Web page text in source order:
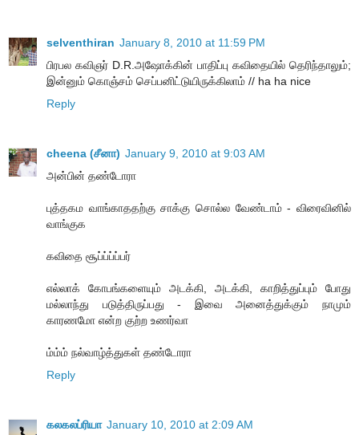
selventhiran January 8, 2010 at 11:59 PM
பிரபல கவிஞர் D.R.அஷோக்கின் பாதிப்பு கவிதையில் தெரிந்தாலும்;
இன்னும் கொஞ்சம் செப்பனிட்டுயிருக்கிலாம் // ha ha nice
Reply
cheena (சீனா) January 9, 2010 at 9:03 AM
அன்பின் தண்டோரா
புத்தகம வாங்காததற்கு சாக்கு சொல்ல வேண்டாம் - விரைவினில்
வாங்குக
கவிதை சூப்ப்ப்ப்பர்
எல்லாக் கோபங்களையும் அடக்கி, அடக்கி, காறித்துப்பும் போது
மல்லாந்து படுத்திருப்பது - இவை அனைத்துக்கும் நாமும்
காரணமோ என்ற குற்ற உணர்வா
ம்ம்ம் நல்வாழ்த்துகள் தண்டோரா
Reply
கலகலப்ரியா January 10, 2010 at 2:09 AM